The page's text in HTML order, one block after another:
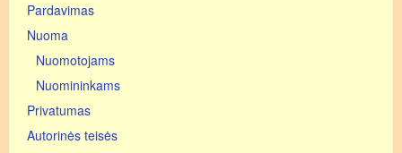
Pardavimas
Nuoma
Nuomotojams
Nuomininkams
Privatumas
Autorinės teisės